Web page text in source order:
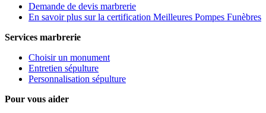
Demande de devis marbrerie
En savoir plus sur la certification Meilleures Pompes Funèbres
Services marbrerie
Choisir un monument
Entretien sépulture
Personnalisation sépulture
Pour vous aider